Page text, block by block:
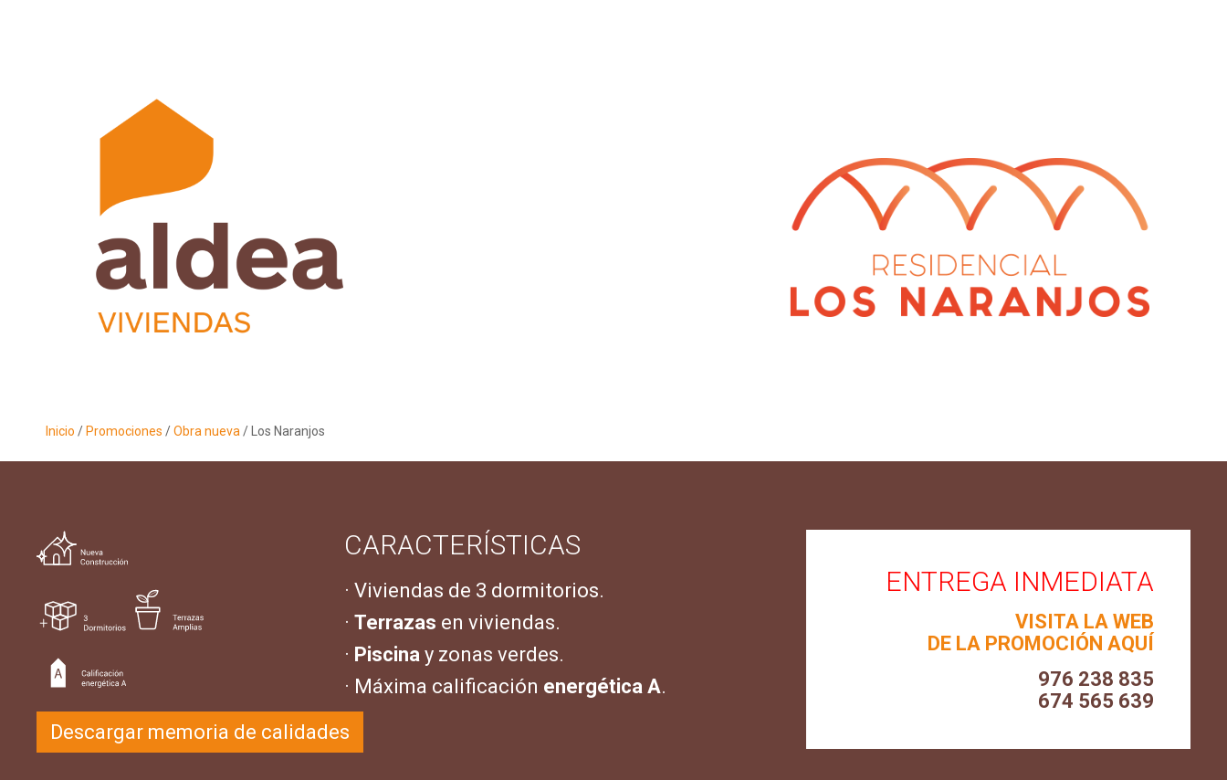
Inicio /Promociones /Obra nueva / Los Naranjos
CARACTERÍSTICAS
· Viviendas de 3 dormitorios.
·Terrazas en viviendas.
· Piscina y zonas verdes.
· Máxima calificación energética A.
Descargar memoria de calidades
ENTREGA INMEDIATA
VISITA LA WEB
DE LA PROMOCIÓN AQUÍ
976 238 835
674 565 639